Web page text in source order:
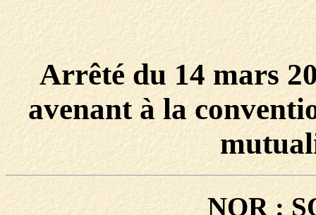
Arrêté du 14 mars
avenant à la
NOR :